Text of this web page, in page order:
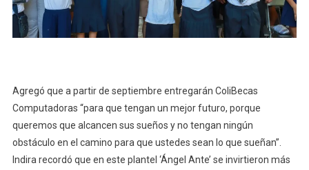
Agregó que a partir de septiembre entregarán ColiBecas
Computadoras “para que tengan un mejor futuro, porque
queremos que alcancen sus sueños y no tengan ningún
obstáculo en el camino para que ustedes sean lo que sueñan”.
Indira recordó que en este plantel ‘Ángel Ante’ se invirtieron más